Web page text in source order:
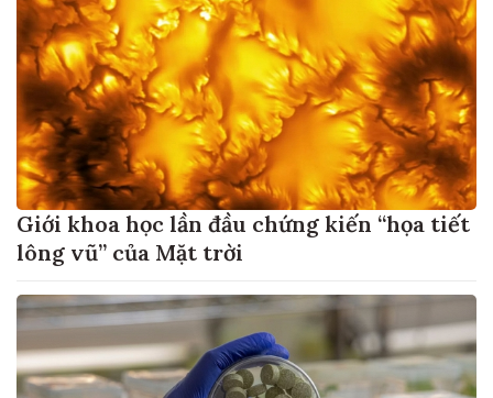
Giới khoa học lần đầu chứng kiến “họa tiết
lông vũ” của Mặt trời